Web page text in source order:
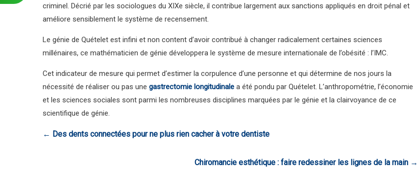
criminel. Décrié par les sociologues du XIXe siècle, il contribue largement aux sanctions appliqués en droit pénal et
améliore sensiblement le système de recensement.
Le génie de Quételet est infini et non content d’avoir contribué à changer radicalement certaines sciences
millénaires, ce mathématicien de génie développera le système de mesure internationale de l’obésité : l’IMC.
Cet indicateur de mesure qui permet d’estimer la corpulence d’une personne et qui détermine de nos jours la
nécessité de réaliser ou pas une gastrectomie longitudinale a été pondu par Quételet. L’anthropométrie, l’économie
et les sciences sociales sont parmi les nombreuses disciplines marquées par le génie et la clairvoyance de ce
scientifique de génie.
← Des dents connectées pour ne plus rien cacher à votre dentiste
Chiromancie esthétique : faire redessiner les lignes de la main →